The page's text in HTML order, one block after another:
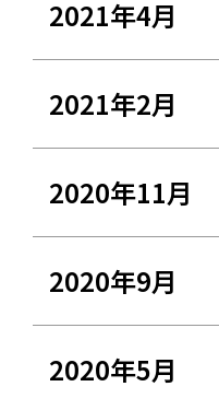
2021年4月
2021年2月
2020年11月
2020年9月
2020年5月